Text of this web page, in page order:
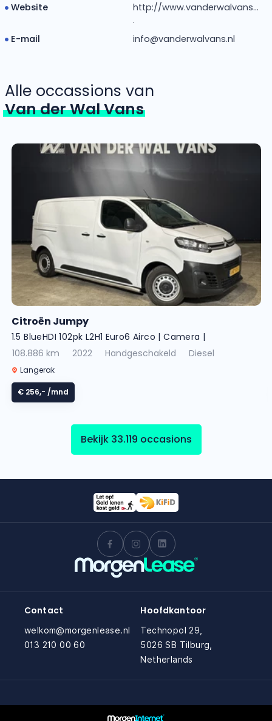
Website
http://www.vanderwalvans...
.
E-mail
info@vanderwalvans.nl
Alle occassions van
Van der Wal Vans
Citroën Jumpy
1.5 BlueHDI 102pk L2H1 Euro6 Airco | Camera |
Cruisecontrol | Trekhaak | Sidebars
108.886 km 2022 Handgeschakeld Diesel
Langerak
€ 256,- /mnd
Bekijk 33.119 occasions
Contact
welkom@morgenlease.nl
013 210 00 60
Hoofdkantoor
Technopol 29,
5026 SB Tilburg,
Netherlands